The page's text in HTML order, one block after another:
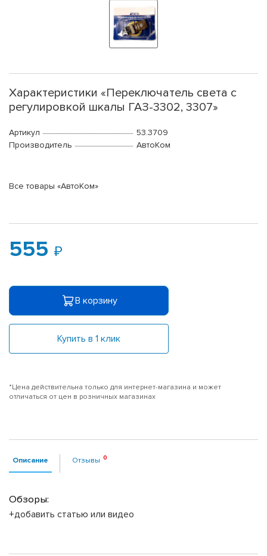
Характеристики «Переключатель света с
регулировкой шкалы ГАЗ-3302, 3307»
Артикул
53.3709
Производитель
АвтоКом
Все товары «АвтоКом»
555
В корзину
Купить в 1 клик
*Цена действительна только для интернет-магазина и может
отличаться от цен в розничных магазинах
Описание Отзывы
Обзоры:
+добавить статью или видео